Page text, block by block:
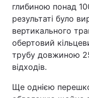
глибиною понад
результаті було
вертикального
обертовий
трубу довжиною
відходів.
Ще однією